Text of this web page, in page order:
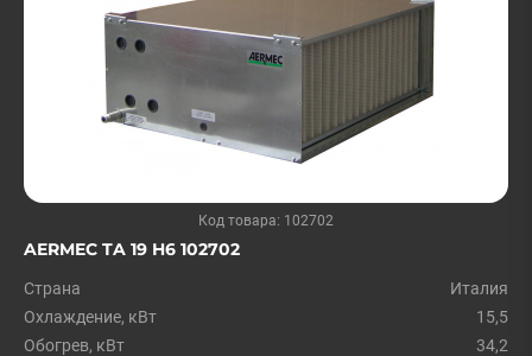
Код товара: 102702
AERMEC TA 19 H6 102702
Страна
Италия
Охлаждение, кВт
15,5
Обогрев, кВт
34,2